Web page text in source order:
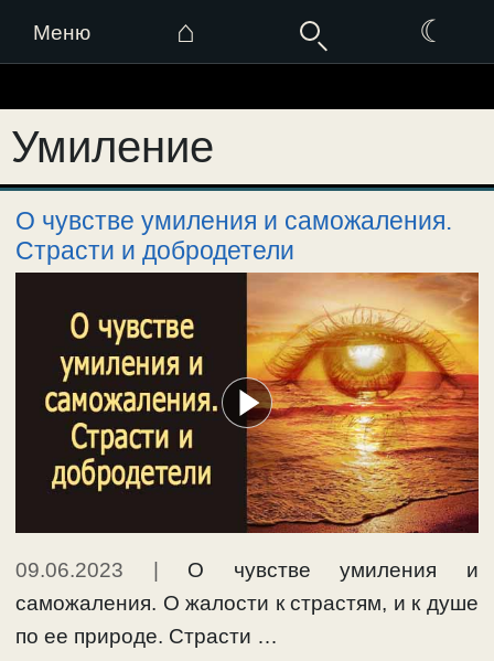
Меню ⌂ ☾
к
содержимому
Умиление
О чувстве умиления и саможаления.
Страсти и добродетели
09.06.2023 | О чувстве умиления и
саможаления. О жалости к страстям, и к душе
по ее природе. Страсти …